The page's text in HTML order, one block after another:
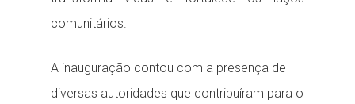
comunitários.
A inauguração contou com a presença de
diversas autoridades que contribuíram para o